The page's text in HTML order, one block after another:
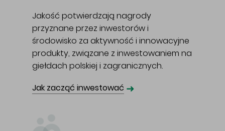
Jakość potwierdzają nagrody
przyznane przez inwestorów i
środowisko za aktywność i innowacyjne
produkty, związane z inwestowaniem na
giełdach polskiej i zagranicznych.
Jak zacząć inwestować ➜